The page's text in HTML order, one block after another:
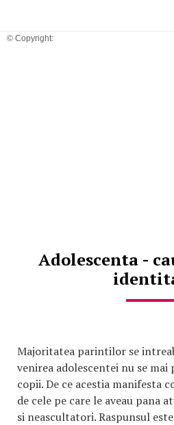
© Copyright:
Adolescenta -
Majoritatea parintilor se
venirea adolescentei nu se
copii. De ce acestia manifesta
de cele pe care le aveau pana
si neascultatori. Raspunsul